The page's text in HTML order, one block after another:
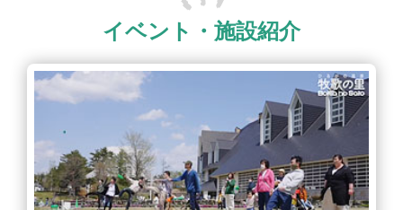
イベント・施設紹介